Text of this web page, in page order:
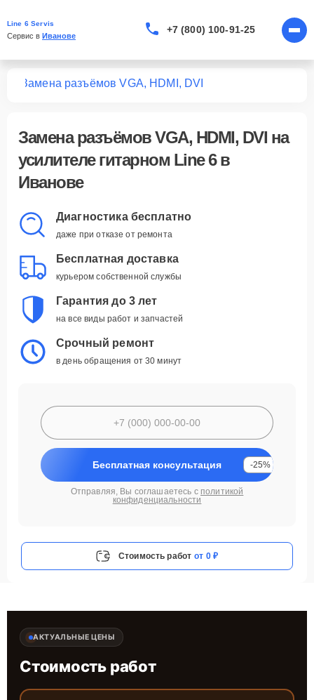
Line 6 Servis
Сервис в Иванове
+7 (800) 100-91-25
Замена разъёмов VGA, HDMI, DVI
Замена разъёмов VGA, HDMI, DVI на
усилителе гитарном Line 6 в
Иванове
Диагностика бесплатно
даже при отказе от ремонта
Бесплатная доставка
курьером собственной службы
Гарантия до 3 лет
на все виды работ и запчастей
Срочный ремонт
в день обращения от 30 минут
Бесплатная консультация -25%
Отправляя, Вы соглашаетесь с политикой
конфиденциальности
Стоимость работ от 0 ₽
АКТУАЛЬНЫЕ ЦЕНЫ
Стоимость работ